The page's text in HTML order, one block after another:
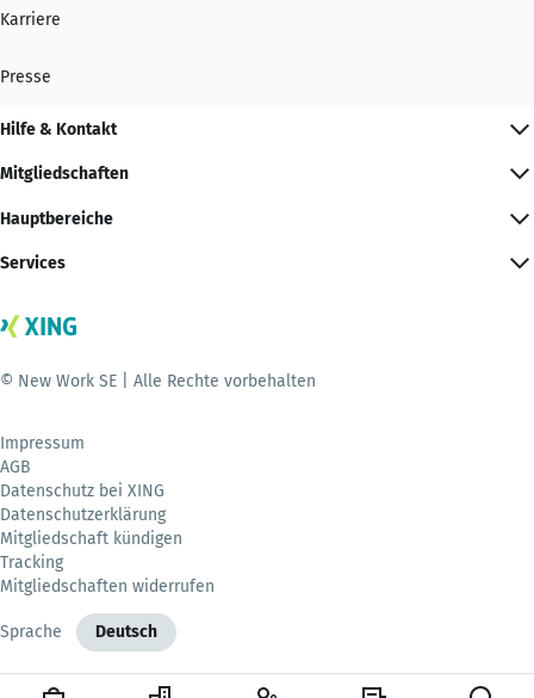
Karriere
Presse
Hilfe & Kontakt
Mitgliedschaften
Hauptbereiche
Services
© New Work SE | Alle Rechte vorbehalten
Impressum
AGB
Datenschutz bei XING
Datenschutzerklärung
Mitgliedschaft kündigen
Tracking
Mitgliedschaften widerrufen
Sprache Deutsch